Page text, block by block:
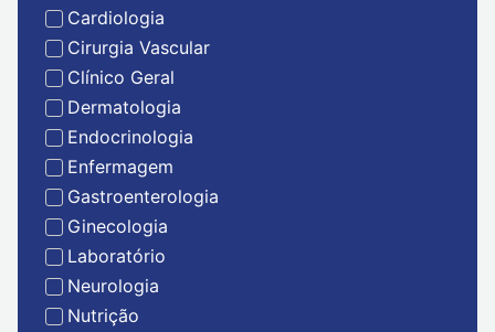
Cardiologia
Cirurgia Vascular
Clínico Geral
Dermatologia
Endocrinologia
Enfermagem
Gastroenterologia
Ginecologia
Laboratório
Neurologia
Nutrição